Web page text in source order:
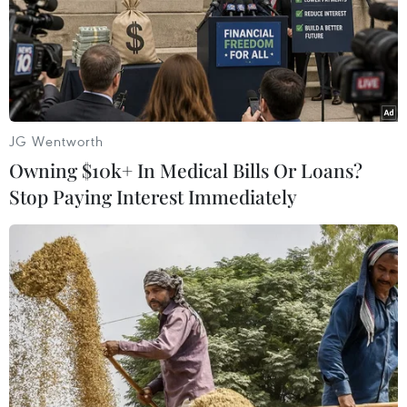
Diễn đàn doanh nghiệp Việt-Nga kết nối
cơ hội hợp tác thương mại
14/12/2015 08:38
JG Wentworth
Owning $10k+ In Medical Bills Or Loans?
Stop Paying Interest Immediately